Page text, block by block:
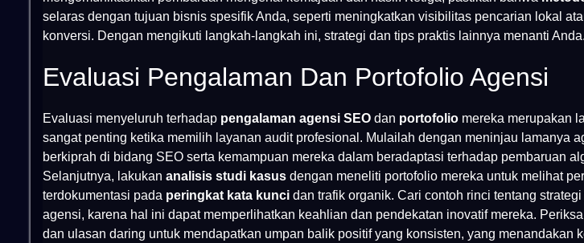
selaras dengan tujuan bisnis spesifik Anda, seperti meningkatkan visibilitas pencarian lokal
konversi. Dengan mengikuti langkah-langkah ini, strategi dan tips praktis lainnya menanti Anda.
Evaluasi Pengalaman Dan Portofolio Agensi
Evaluasi menyeluruh terhadap pengalaman agensi SEO dan portofolio mereka merupakan
sangat penting ketika memilih layanan audit profesional. Mulailah dengan meninjau lamanya
berkiprah di bidang SEO serta kemampuan mereka dalam beradaptasi terhadap pembaruan
Selanjutnya, lakukan analisis studi kasus dengan meneliti portofolio mereka untuk melihat
terdokumentasi pada peringkat kata kunci dan trafik organik. Cari contoh rinci tentang
agensi, karena hal ini dapat memperlihatkan keahlian dan pendekatan inovatif mereka.
dan ulasan daring untuk mendapatkan umpan balik positif yang konsisten, yang menandakan